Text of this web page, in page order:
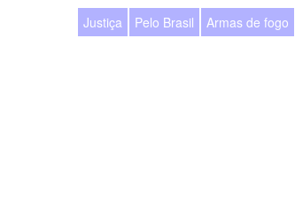
Justiça Pelo Brasil Armas de fogo